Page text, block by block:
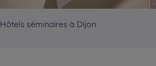
Hôtels séminaires à Dijon